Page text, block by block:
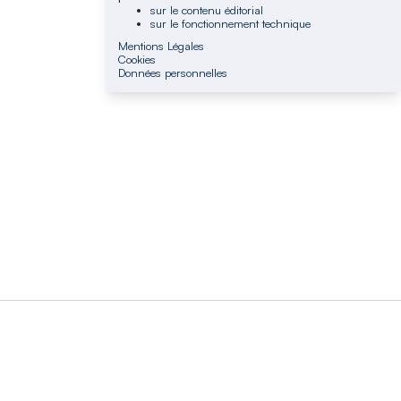
sur le contenu éditorial
sur le fonctionnement technique
Mentions Légales
Cookies
Données personnelles